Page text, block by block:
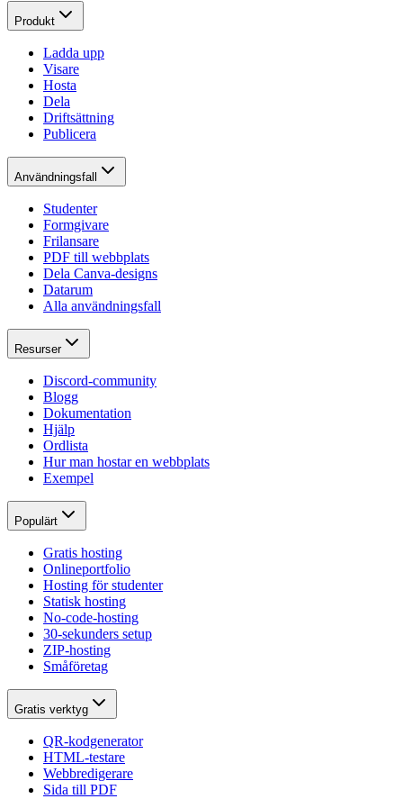
Produkt
Ladda upp
Visare
Hosta
Dela
Driftsättning
Publicera
Användningsfall
Studenter
Formgivare
Frilansare
PDF till webbplats
Dela Canva-designs
Datarum
Alla användningsfall
Resurser
Discord-community
Blogg
Dokumentation
Hjälp
Ordlista
Hur man hostar en webbplats
Exempel
Populärt
Gratis hosting
Onlineportfolio
Hosting för studenter
Statisk hosting
No-code-hosting
30-sekunders setup
ZIP-hosting
Småföretag
Gratis verktyg
QR-kodgenerator
HTML-testare
Webbredigerare
Sida till PDF